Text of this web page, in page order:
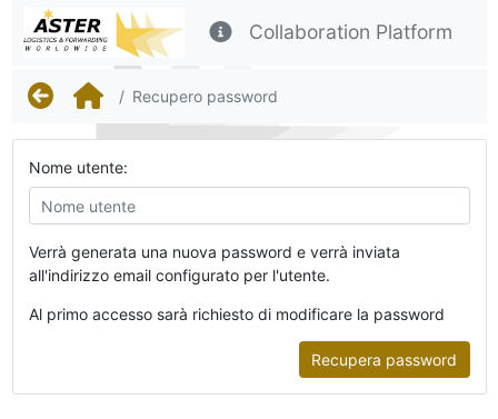
Collaboration Platform
Recupero password
Nome utente:
Verrà generata una nuova password e verrà inviata
all'indirizzo email configurato per l'utente.
Al primo accesso sarà richiesto di modificare la password